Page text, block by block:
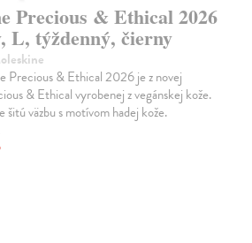
Precious & Ethical 2026
L, týždenný, čierny
Precious & Ethical 2026 je z novej
& Ethical vyrobenej z vegánskej kože.
väzbu s motívom hadej kože.